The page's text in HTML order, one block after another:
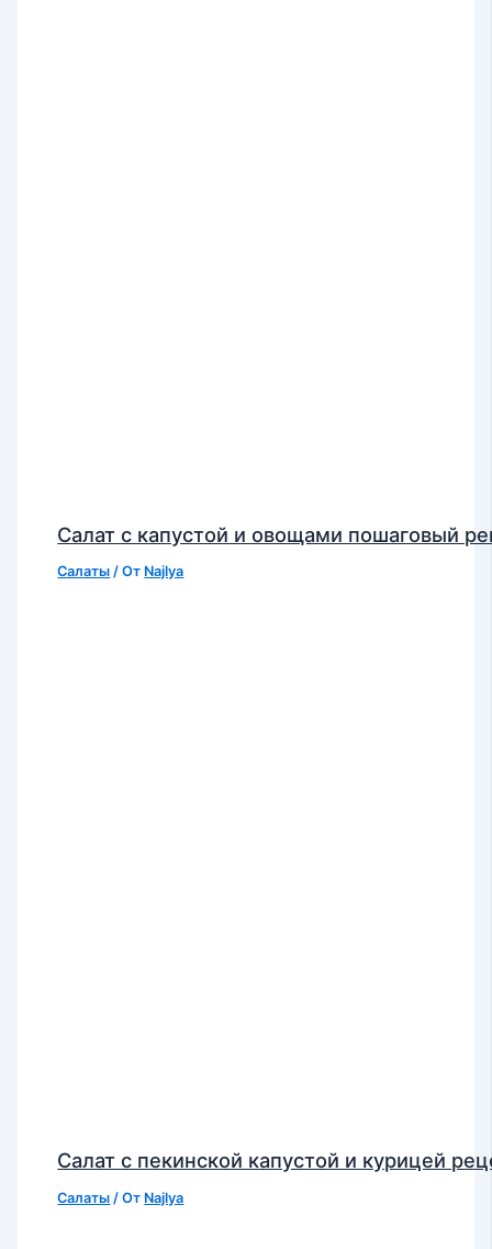
Салат с капустой и овощами пошаговый
Салаты / От Najlya
Салат с пекинской капустой и курицей
Салаты / От Najlya